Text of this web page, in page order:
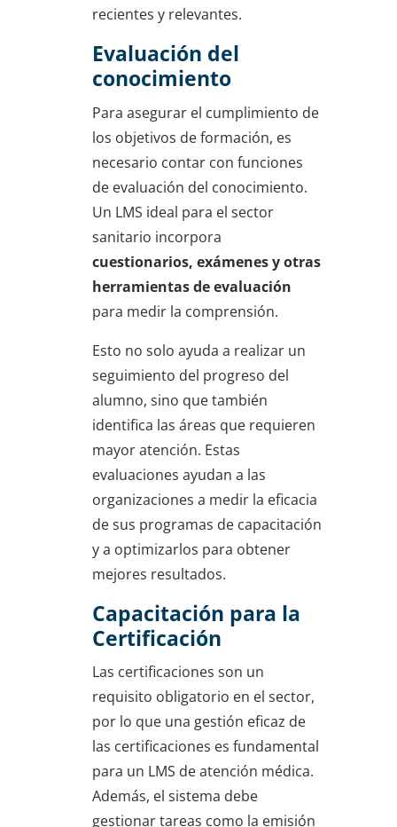
recientes y relevantes.
Evaluación del
conocimiento
Para asegurar el cumplimiento de
los objetivos de formación, es
necesario contar con funciones
de evaluación del conocimiento.
Un LMS ideal para el sector
sanitario incorpora
cuestionarios, exámenes y otras
herramientas de evaluación
para medir la comprensión.
Esto no solo ayuda a realizar un
seguimiento del progreso del
alumno, sino que también
identifica las áreas que requieren
mayor atención. Estas
evaluaciones ayudan a las
organizaciones a medir la eficacia
de sus programas de capacitación
y a optimizarlos para obtener
mejores resultados.
Capacitación para la
Certificación
Las certificaciones son un
requisito obligatorio en el sector,
por lo que una gestión eficaz de
las certificaciones es fundamental
para un LMS de atención médica.
Además, el sistema debe
gestionar tareas como la emisión